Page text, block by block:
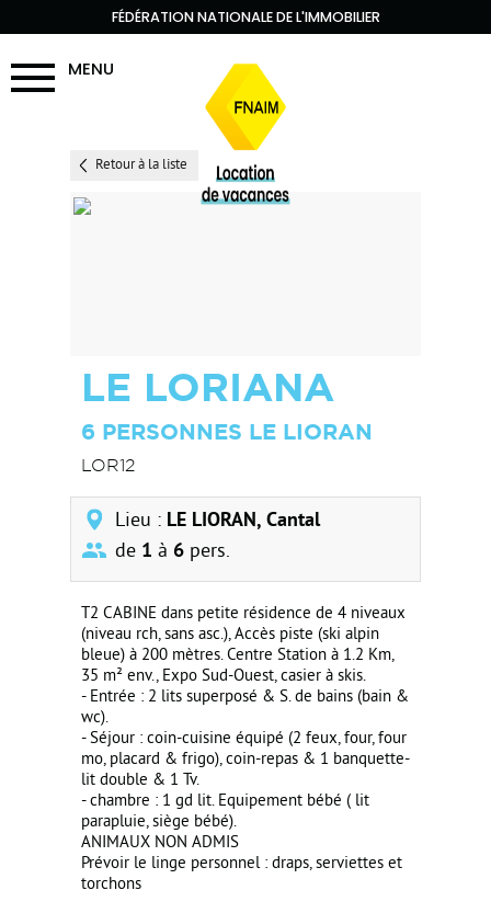
FÉDÉRATION NATIONALE DE L'IMMOBILIER
MENU
Retour à la liste
LE LORIANA
6 PERSONNES LE LIORAN
LOR12
Lieu : LE LIORAN, Cantal
de 1 à 6 pers.
T2 CABINE dans petite résidence de 4 niveaux
(niveau rch, sans asc.), Accès piste (ski alpin
bleue) à 200 mètres. Centre Station à 1.2 Km,
35 m² env., Expo Sud-Ouest, casier à skis.
- Entrée : 2 lits superposé & S. de bains (bain &
wc).
- Séjour : coin-cuisine équipé (2 feux, four, four
mo, placard & frigo), coin-repas & 1 banquette-
lit double & 1 Tv.
- chambre : 1 gd lit. Equipement bébé ( lit
parapluie, siège bébé).
ANIMAUX NON ADMIS
Prévoir le linge personnel : draps, serviettes et
torchons